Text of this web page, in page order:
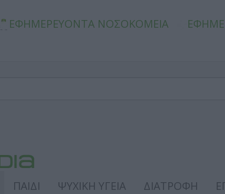
ΕΦΗΜΕΡΕΥΟΝΤΑ ΝΟΣΟΚΟΜΕΙΑ
ΠΑΙΔΙ ΨΥΧΙΚΗ ΥΓΕΙΑ ΔΙΑΤΡΟΦΗ